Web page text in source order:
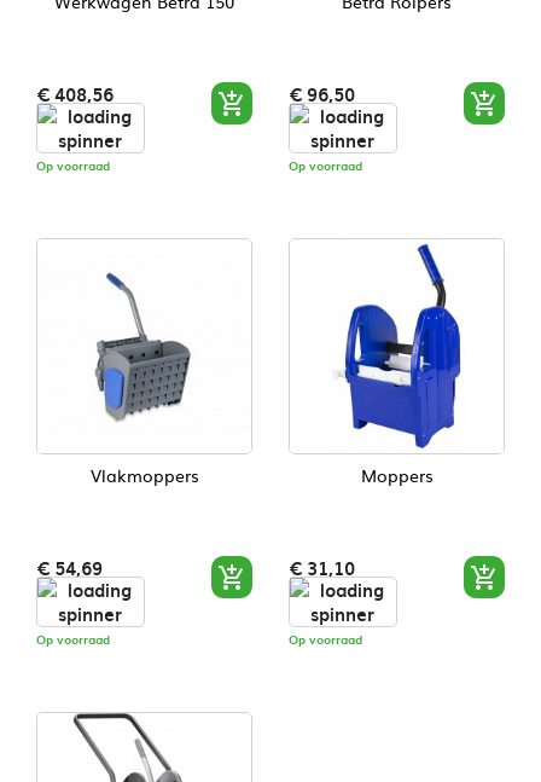
€ 408,56
Op voorraad
 € 96,50
Op voorraad

Vlakmoppers
€ 54,69
Op voorraad

Moppers
€ 31,10
Op voorraad
